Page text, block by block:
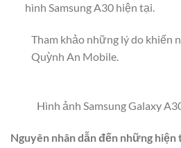
hình Samsung A30 hiện tại.
Tham khảo những lý do khiến
Quỳnh An Mobile.
Hình ảnh Samsung Galaxy
Nguyên nhân dẫn đến những